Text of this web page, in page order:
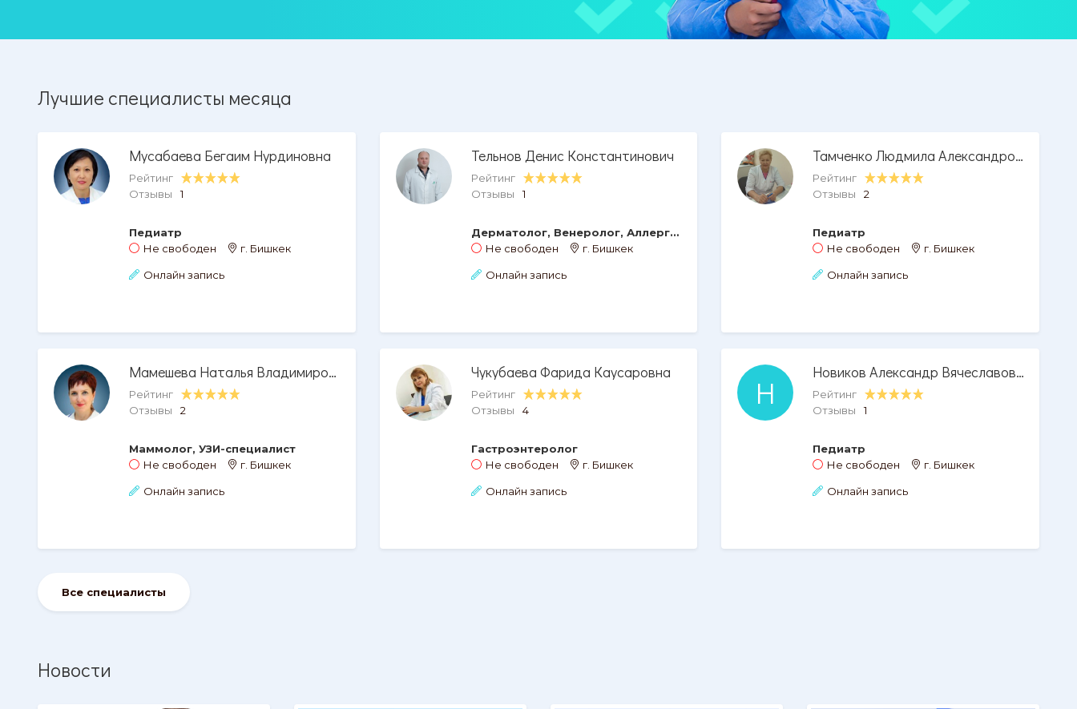
Лучшие специалисты месяца
Мусабаева Бегаим Нурдиновна
Рейтинг
Отзывы
1
Педиатр
Не свободен
г. Бишкек
Онлайн запись
Тельнов Денис Константинович
Рейтинг
Отзывы
1
Дерматолог, Венеролог, Аллерголог-иммунолог
Не свободен
г. Бишкек
Онлайн запись
Тамченко Людмила Александровна
Рейтинг
Отзывы
2
Педиатр
Не свободен
г. Бишкек
Онлайн запись
Мамешева Наталья Владимировна
Рейтинг
Отзывы
2
Маммолог, УЗИ-специалист
Не свободен
г. Бишкек
Онлайн запись
Чукубаева Фарида Каусаровна
Рейтинг
Отзывы
4
Гастроэнтеролог
Не свободен
г. Бишкек
Онлайн запись
Н
Новиков Александр Вячеславович
Рейтинг
Отзывы
1
Педиатр
Не свободен
г. Бишкек
Онлайн запись
Все специалисты
Новости